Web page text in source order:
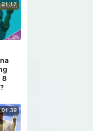
21:17
8
01:39